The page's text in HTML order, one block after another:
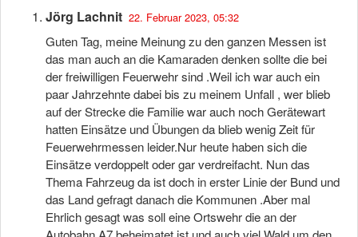
Jörg Lachnit 22. Februar 2023, 05:32
Guten Tag, meine Meinung zu den ganzen Messen ist
das man auch an die Kamaraden denken sollte die bei
der freiwilligen Feuerwehr sind .Weil ich war auch ein
paar Jahrzehnte dabei bis zu meinem Unfall , wer blieb
auf der Strecke die Familie war auch noch Gerätewart
hatten Einsätze und Übungen da blieb wenig Zeit für
Feuerwehrmessen leider.Nur heute haben sich die
Einsätze verdoppelt oder gar verdreifacht. Nun das
Thema Fahrzeug da ist doch in erster Linie der Bund und
das Land gefragt danach die Kommunen .Aber mal
Ehrlich gesagt was soll eine Ortswehr die an der